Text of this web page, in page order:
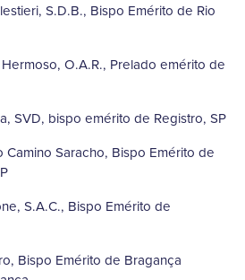
S.D.B., Bispo Emérito de Rio
O.A.R., Prelado emérito de
SVD, bispo emérito de Registro, SP
Camino Saracho, Bispo Emérito de
S.A.C., Bispo Emérito de
Bispo Emérito de Bragança